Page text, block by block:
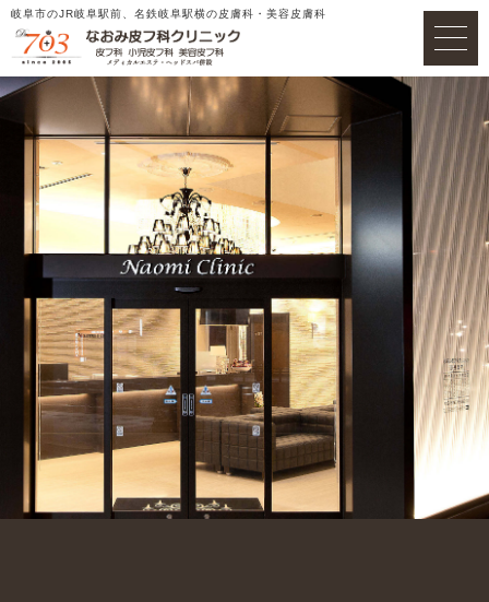
岐阜市のJR岐阜駅前、名鉄岐阜駅横の皮膚科・美容皮膚科
WEB受付
ホーム
アクセス
医院案内
プロフィール
一般皮膚科
美容皮膚科
料金表
ドクターズコスメ
メディア紹介